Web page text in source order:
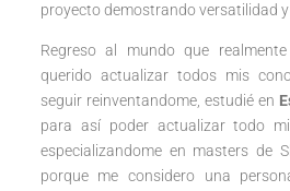
proyecto demostrando versatilidad y
Regreso al mundo que
querido actualizar todos mis
seguir reinventandome, estudié en
para así poder actualizar todo
especializandome en masters de
porque me considero una